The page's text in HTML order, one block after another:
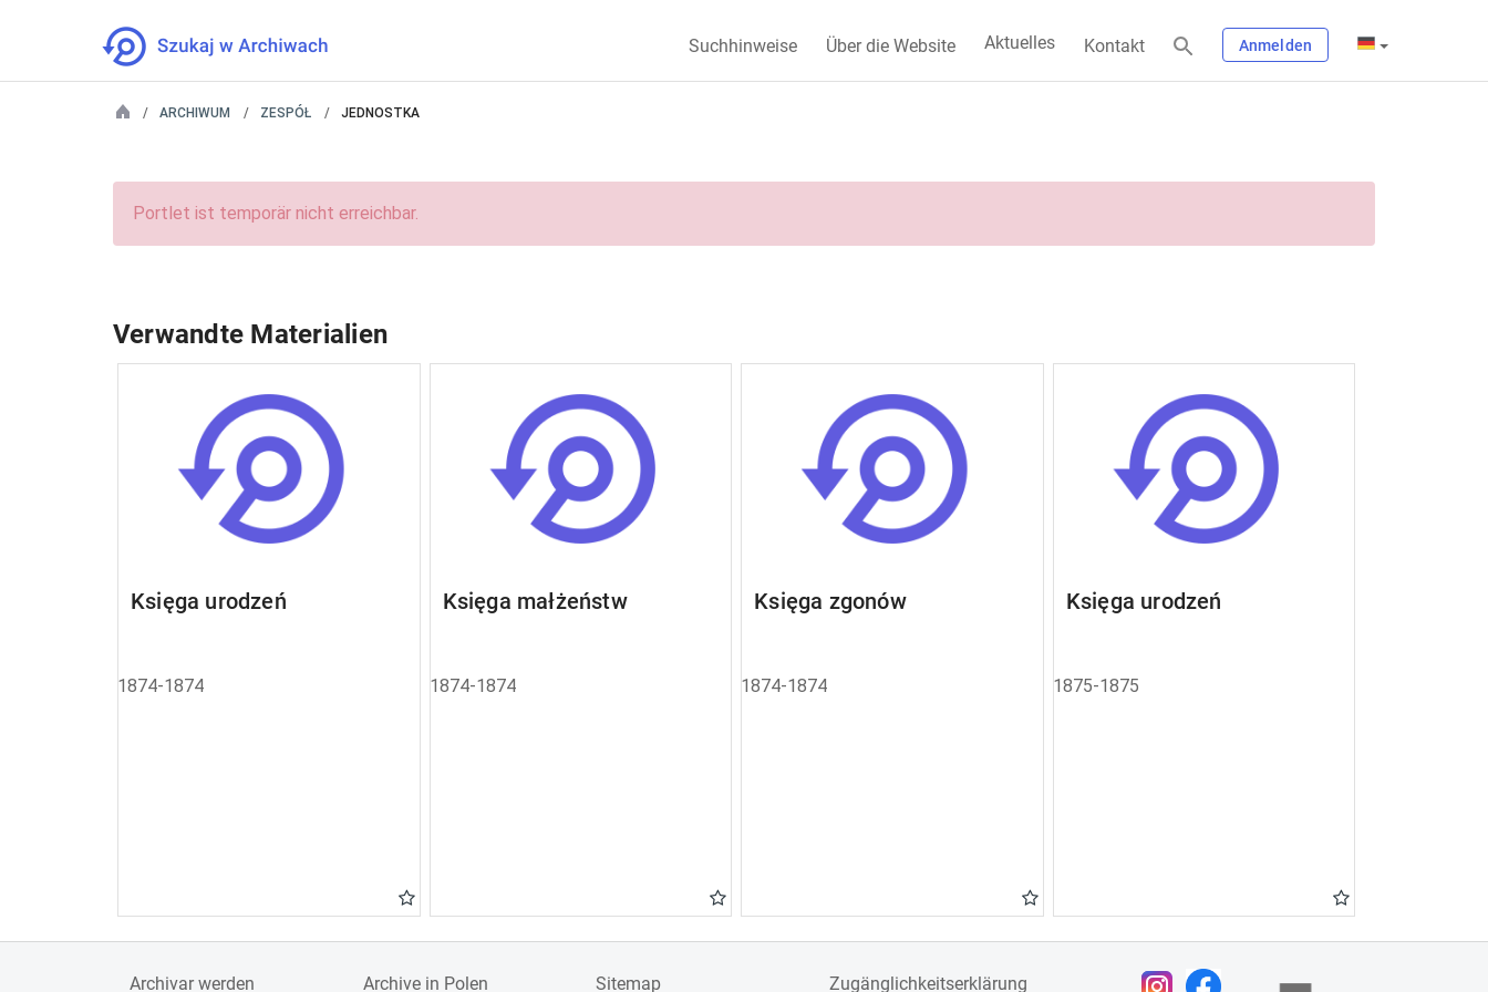
Suchhinweise Über die Website Aktuelles Kontakt Anmelden
ARCHIWUM ZESPÓŁ JEDNOSTKA
Portlet ist temporär nicht erreichbar.
Verwandte Materialien
Księga urodzeń
1874-1874
Księga małżeństw
1874-1874
Księga zgonów
1874-1874
Księga urodzeń
1875-1875
Archivar werden Archive in Polen Sitemap Zugänglichkeitserklärung